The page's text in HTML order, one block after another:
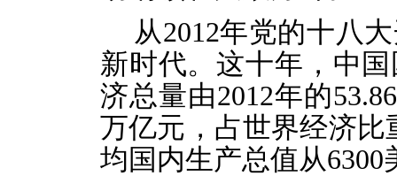
从2012年党的十八
新时代。这十年，中
济总量由2012年的
万亿元，占世界经济比
均国内生产总值从